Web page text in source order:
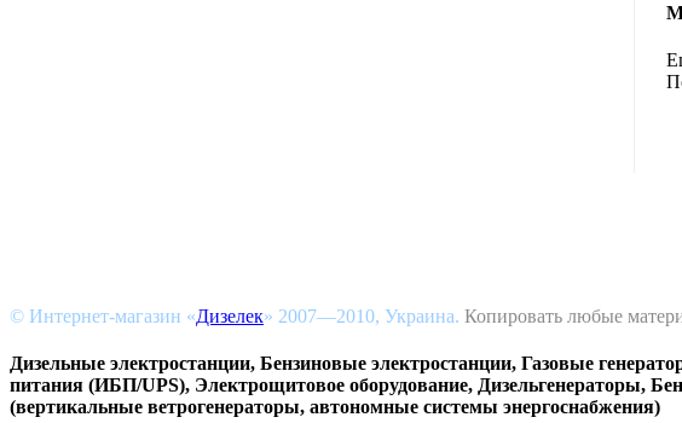
© Интернет-магазин «Дизелек» 2007—2010, Украина. Копировать любые
Дизельные электростанции, Бензиновые электростанции, Газовые
питания (ИБП/UPS), Электрощитовое оборудование, Дизельгенераторы,
(вертикальные ветрогенераторы, автономные системы энергоснабжения)